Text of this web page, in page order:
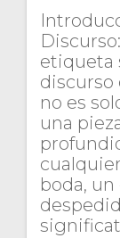
etiqueta
discurso
no es
una
boda,